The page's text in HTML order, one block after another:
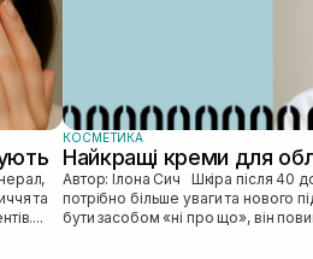
та
КОСМЕТИКА
Найкращі креми для
Автор: Ілона Сич Шкіра після 40 досі красива та молода, просто їй
потрібно більше уваги та нового
бути засобом «ні про що», він